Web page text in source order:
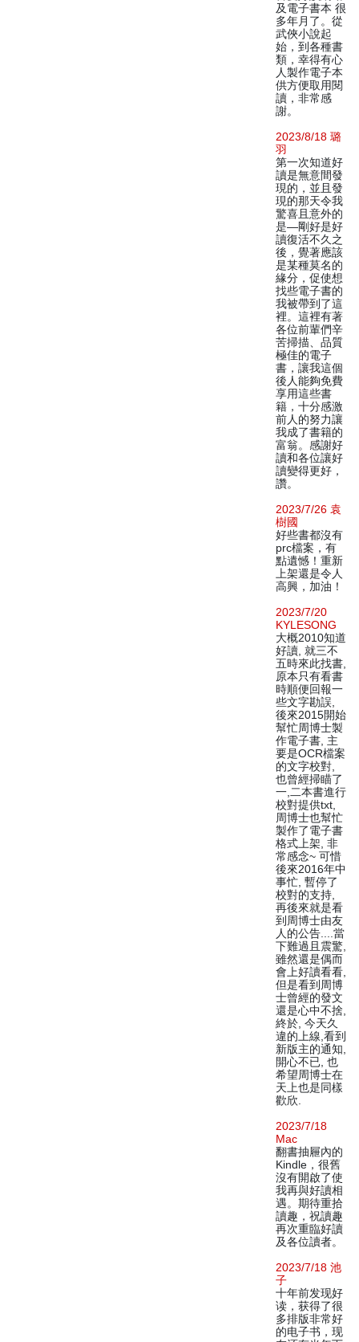
及電子書本 很
多年月了。從
武俠小說起
始，到各種書
類，幸得有心
人製作電子本
供方便取用閱
讀，非常感
謝。
2023/8/18 璐
羽
第一次知道好
讀是無意間發
現的，並且發
現的那天令我
驚喜且意外的
是—剛好是好
讀復活不久之
後，覺著應該
是某種莫名的
緣分，促使想
找些電子書的
我被帶到了這
裡。這裡有著
各位前輩們辛
苦掃描、品質
極佳的電子
書，讓我這個
後人能夠免費
享用這些書
籍，十分感激
前人的努力讓
我成了書籍的
富翁。感謝好
讀和各位讓好
讀變得更好，
讚。
2023/7/26 袁
樹國
好些書都沒有
prc檔案，有
點遺憾！重新
上架還是令人
高興，加油！
2023/7/20
KYLESONG
大概2010知道
好讀, 就三不
五時來此找書,
原本只有看書
時順便回報一
些文字勘誤,
後來2015開始
幫忙周博士製
作電子書, 主
要是OCR檔案
的文字校對,
也曾經掃瞄了
一,二本書進行
校對提供txt,
周博士也幫忙
製作了電子書
格式上架, 非
常感念~ 可惜
後來2016年中
事忙, 暫停了
校對的支持,
再後來就是看
到周博士由友
人的公告....當
下難過且震驚,
雖然還是偶而
會上好讀看看,
但是看到周博
士曾經的發文
還是心中不捨,
終於, 今天久
違的上線,看到
新版主的通知,
開心不已, 也
希望周博士在
天上也是同樣
歡欣.
2023/7/18
Mac
翻書抽屜內的
Kindle，很舊
沒有開啟了使
我再與好讀相
遇。期待重拾
讀趣，祝讀趣
再次重臨好讀
及各位讀者。
2023/7/18 池
子
十年前发现好
读，获得了很
多排版非常好
的电子书，现